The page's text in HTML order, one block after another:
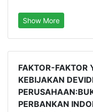
Show More
FAKTOR-FAKTOR
KEBIJAKAN
PERBANKAN